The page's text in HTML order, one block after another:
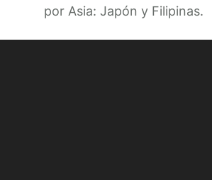
por Asia: Japón y Filipinas.